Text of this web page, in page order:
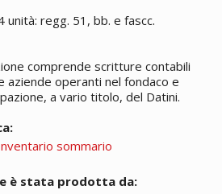
regg. 51, bb. e fascc.
comprende scritture contabili
aziende operanti nel fondaco e
a vario titolo, del Datini.
sommario
è stata prodotta da: